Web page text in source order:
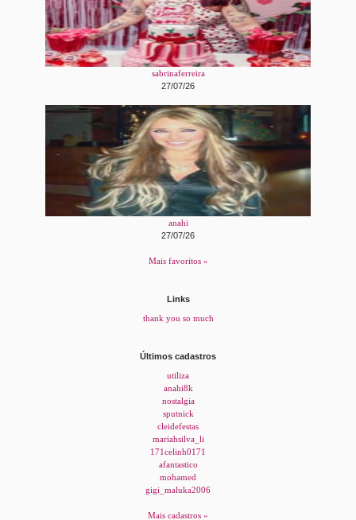
sabrinaferreira
27/07/26
anahi
27/07/26
Mais favoritos »
Links
thank you so much
Últimos cadastros
utiliza
anahi8k
nostalgia
sputnick
cleidefestas
mariahsilva_li
171celinh0171
afantastico
mohamed
gigi_maluka2006
Mais cadastros »